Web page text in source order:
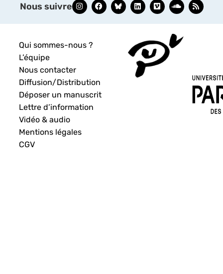
Nous suivre
Qui sommes-nous ?
L’équipe
Nous contacter
Diffusion/Distribution
Déposer un manuscrit
Lettre d’information
Vidéo & audio
Mentions légales
CGV